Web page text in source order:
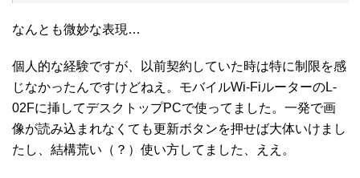
なんとも微妙な表現…
個人的な経験ですが、以前契約していた時は特に制限を感
じなかったんですけどねえ。モバイルWi-FiルーターのL-
02Fに挿してデスクトップPCで使ってました。一発で画
像が読み込まれなくても更新ボタンを押せば大体いけまし
たし、結構荒い（？）使い方してました、ええ。